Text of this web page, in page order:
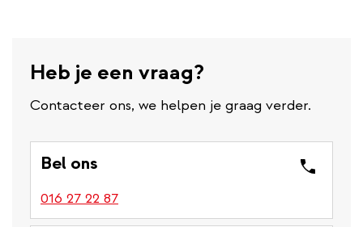
Heb je een vraag?
Contacteer ons, we helpen je graag verder.
Bel ons
016 27 22 87